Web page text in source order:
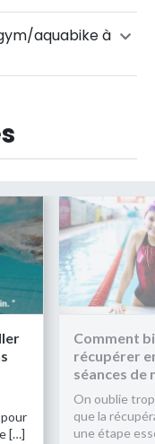
aquabike à
[…]
Comment
récupérer
séances de
On oublie
que la
une étape